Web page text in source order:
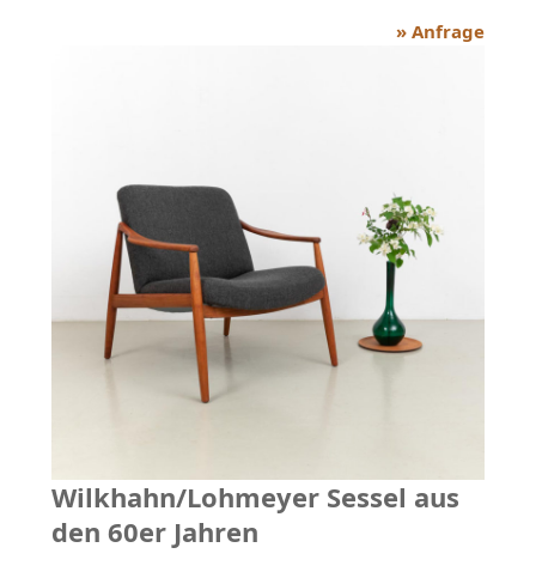
» Anfrage
Wilkhahn/Lohmeyer Sessel aus
den 60er Jahren